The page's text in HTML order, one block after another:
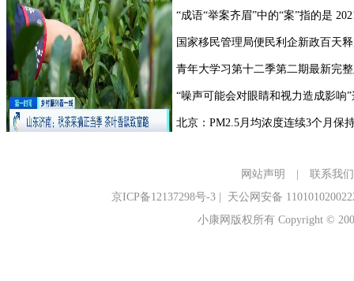
网站声明
联系我们
京ICP备12137298号-3
天公网安备
小康网版权所有 Copyright ©